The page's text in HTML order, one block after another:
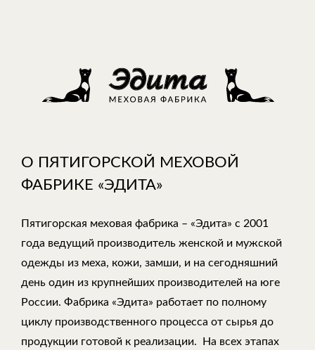
О ПЯТИГОРСКОЙ МЕХОВОЙ
ФАБРИКЕ «ЭДИТА»
Пятигорская меховая фабрика – «Эдита» с 2001
года ведущий производитель женской и мужской
одежды из меха, кожи, замши, и на сегодняшний
день один из крупнейших производителей на юге
России. Фабрика «Эдита» работает по полному
циклу производственного процесса от сырья до
продукции готовой к реализации. На всех этапах